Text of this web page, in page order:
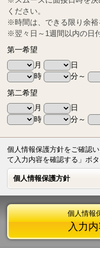
ください。
※時間は、できる限り余裕
※翌々日～1週間以内の日
第一希望
月
日
時
分～
第二希望
月
日
時
分～
個人情報保護方針をご確認
て入力内容を確認する」ボ
個人情報保護方針
個人情報保護方針
個人情報
入力